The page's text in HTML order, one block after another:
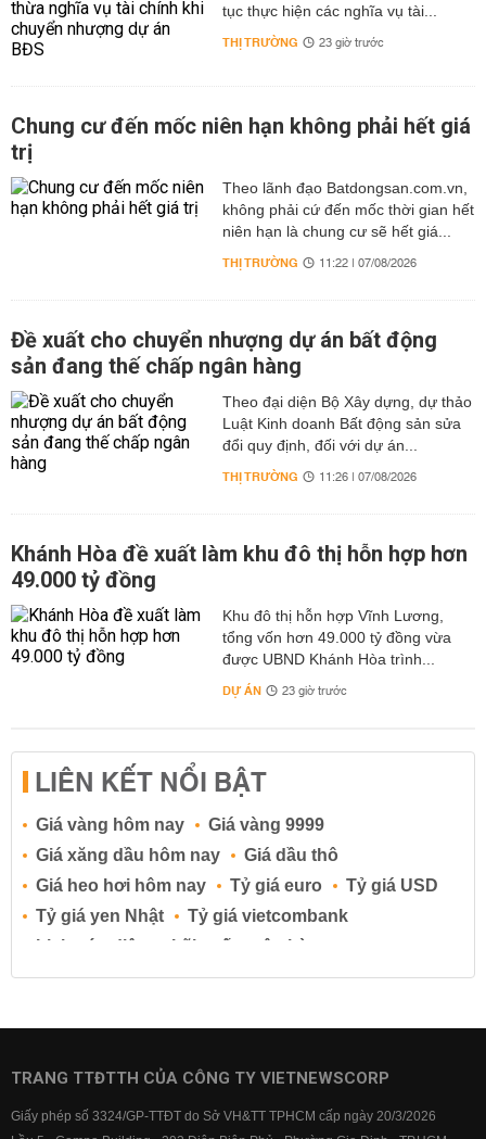
tục thực hiện các nghĩa vụ tài...
THỊ TRƯỜNG 23 giờ trước
Chung cư đến mốc niên hạn không phải hết giá
trị
Theo lãnh đạo Batdongsan.com.vn,
không phải cứ đến mốc thời gian hết
niên hạn là chung cư sẽ hết giá...
THỊ TRƯỜNG 11:22 | 07/08/2026
Đề xuất cho chuyển nhượng dự án bất động
sản đang thế chấp ngân hàng
Theo đại diện Bộ Xây dựng, dự thảo
Luật Kinh doanh Bất động sản sửa
đổi quy định, đối với dự án...
THỊ TRƯỜNG 11:26 | 07/08/2026
Khánh Hòa đề xuất làm khu đô thị hỗn hợp hơn
49.000 tỷ đồng
Khu đô thị hỗn hợp Vĩnh Lương,
tổng vốn hơn 49.000 tỷ đồng vừa
được UBND Khánh Hòa trình...
DỰ ÁN 23 giờ trước
LIÊN KẾT NỔI BẬT
Giá vàng hôm nay
Giá vàng 9999
Giá xăng dầu hôm nay
Giá dầu thô
Giá heo hơi hôm nay
Tỷ giá euro
Tỷ giá USD
Tỷ giá yen Nhật
Tỷ giá vietcombank
Lịch cúp điện
Lãi suất ngân hàng
Lãi suất tiết kiệm
Lãi suất tiền gửi
Lãi suất ngân hàng BIDV
Lãi suất ngân hàng Vietcombank
TRANG TTĐTTH CỦA CÔNG TY VIETNEWSCORP
Giấy phép số 3324/GP-TTĐT do Sở VH&TT TPHCM cấp ngày 20/3/2026